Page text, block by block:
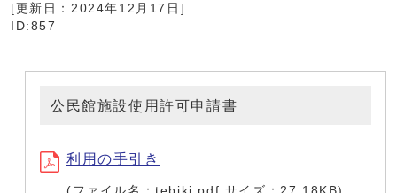
[更新日： 2024年12月17日 ]
ID:857
公民館施設使用許可申請書
利用の手引き
(ファイル名：tebiki.pdf サイズ：27.18KB)